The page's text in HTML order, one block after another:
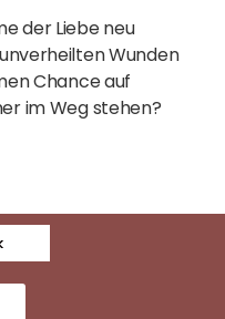
der Liebe neu
Wunden
Chance auf
im Weg stehen?